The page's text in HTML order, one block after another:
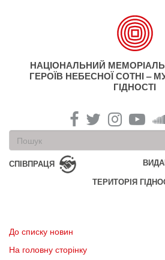
НАЦІОНАЛЬНИЙ
ГЕРОЇВ НЕБЕСНОЇ СОТНІ –
ГІДНОСТІ
Пошукова
форма
Пошук
СПІВПРАЦЯ
ТЕРИТОРІЯ
До списку новин
На головну сторінку